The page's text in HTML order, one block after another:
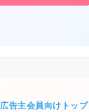
広告主会員向けトップ